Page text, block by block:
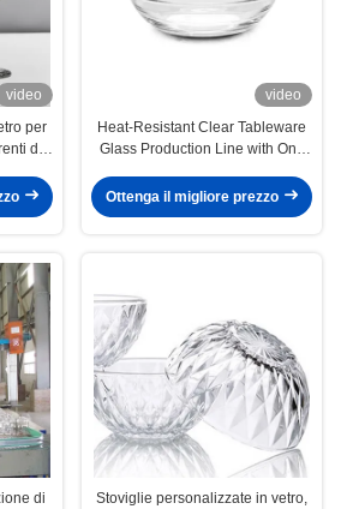
video
per
di
video
Heat-Resistant Clear Tableware
Glass Production Line with One
Machine
Ottenga il migliore prezzo
di
Stoviglie personalizzate in vetro,